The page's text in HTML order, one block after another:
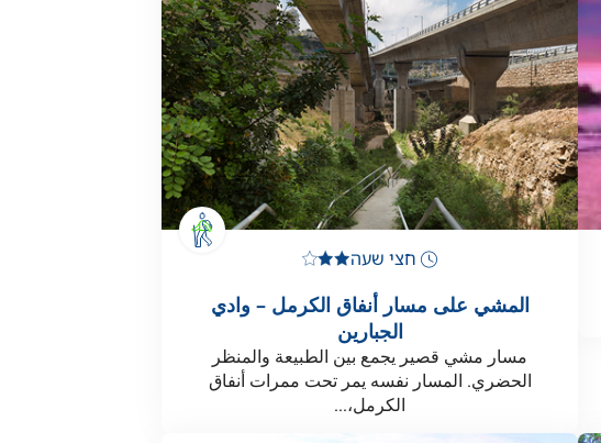
חצי שעה
المشي على مسار أنفاق الكرمل – وادي
الجبارين
مسار مشي قصير يجمع بين الطبيعة والمنظر
الحضري. المسار نفسه يمر تحت ممرات أنفاق
الكرمل،...